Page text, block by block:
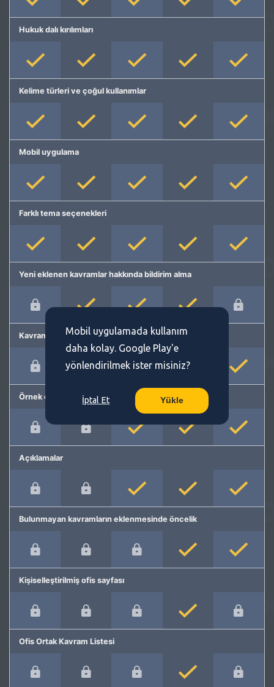
Hukuk dalı kırılımları
Kelime türleri ve çoğul kullanımlar
Mobil uygulama
Farklı tema seçenekleri
Yeni eklenen kavramlar hakkında bildirim alma
Kavram önerme
Örnek cümleler
Açıklamalar
Bulunmayan kavramların eklenmesinde öncelik
Kişiselleştirilmiş ofis sayfası
Ofis Ortak Kavram Listesi
Mobil uygulamada kullanım
daha kolay. Google Play'e
yönlendirilmek ister misiniz?
İptal Et Yükle